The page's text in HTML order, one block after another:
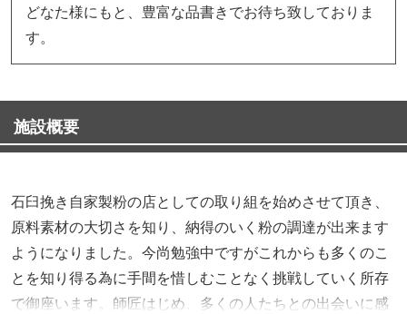
どなた様にもと、豊富な品書きでお待ち致しておりま
す。
施設概要
石臼挽き自家製粉の店としての取り組を始めさせて頂き、
原料素材の大切さを知り、納得のいく粉の調達が出来ます
ようになりました。今尚勉強中ですがこれからも多くのこ
とを知り得る為に手間を惜しむことなく挑戦していく所存
で御座います。師匠はじめ、多くの人たちとの出会いに感